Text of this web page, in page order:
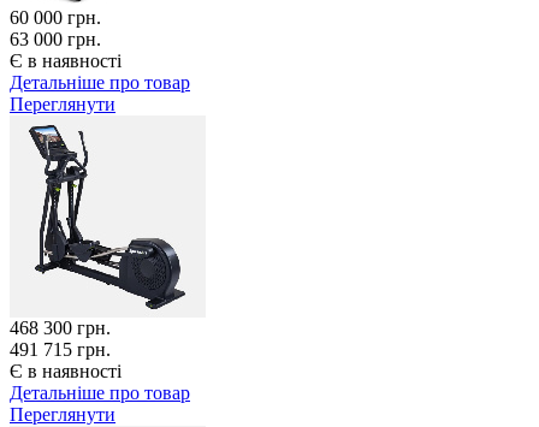
60 000 грн.
63 000 грн.
Є в наявності
Детальніше про товар
Переглянути
468 300 грн.
491 715 грн.
Є в наявності
Детальніше про товар
Переглянути